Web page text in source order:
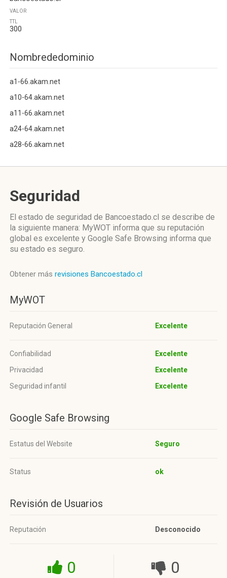
VALOR
TTL
300
Nombrededominio
a1-66.akam.net
a10-64.akam.net
a11-66.akam.net
a24-64.akam.net
a28-66.akam.net
Seguridad
El estado de seguridad de Bancoestado.cl se describe de
la siguiente manera: MyWOT informa que su reputación
global es excelente y Google Safe Browsing informa que
su estado es seguro.
Obtener más revisiones Bancoestado.cl
MyWOT
Reputación General Excelente
Confiabilidad
Excelente
Privacidad
Excelente
Seguridad infantil
Excelente
Google Safe Browsing
Estatus del Website Seguro
Status ok
Revisión de Usuarios
Reputación Desconocido
0 0